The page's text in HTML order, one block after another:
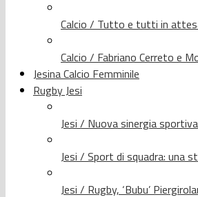
Calcio / Tutto e tutti in
Calcio / Fabriano Cerreto e
Jesina Calcio Femminile
Rugby Jesi
Jesi / Nuova sinergia
Jesi / Sport di squadra: una
Jesi / Rugby, ‘Bubu’